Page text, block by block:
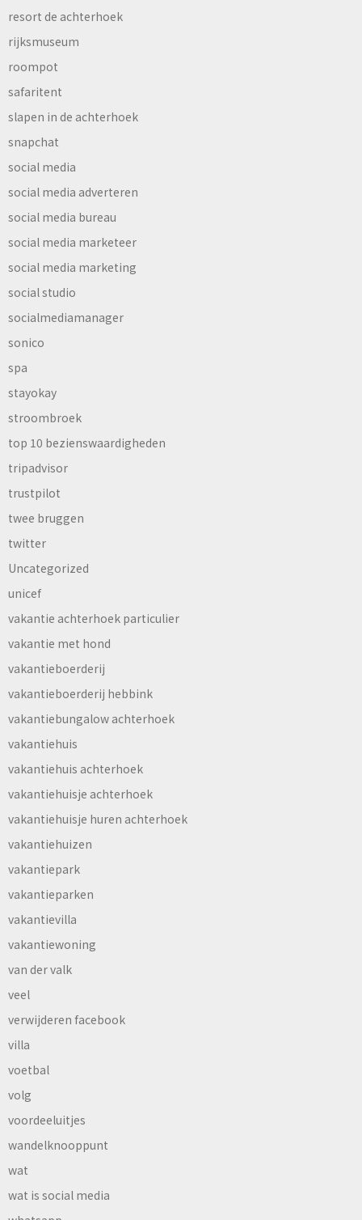
resort de achterhoek
rijksmuseum
roompot
safaritent
slapen in de achterhoek
snapchat
social media
social media adverteren
social media bureau
social media marketeer
social media marketing
social studio
socialmediamanager
sonico
spa
stayokay
stroombroek
top 10 bezienswaardigheden
tripadvisor
trustpilot
twee bruggen
twitter
Uncategorized
unicef
vakantie achterhoek particulier
vakantie met hond
vakantieboerderij
vakantieboerderij hebbink
vakantiebungalow achterhoek
vakantiehuis
vakantiehuis achterhoek
vakantiehuisje achterhoek
vakantiehuisje huren achterhoek
vakantiehuizen
vakantiepark
vakantieparken
vakantievilla
vakantiewoning
van der valk
veel
verwijderen facebook
villa
voetbal
volg
voordeeluitjes
wandelknooppunt
wat
wat is social media